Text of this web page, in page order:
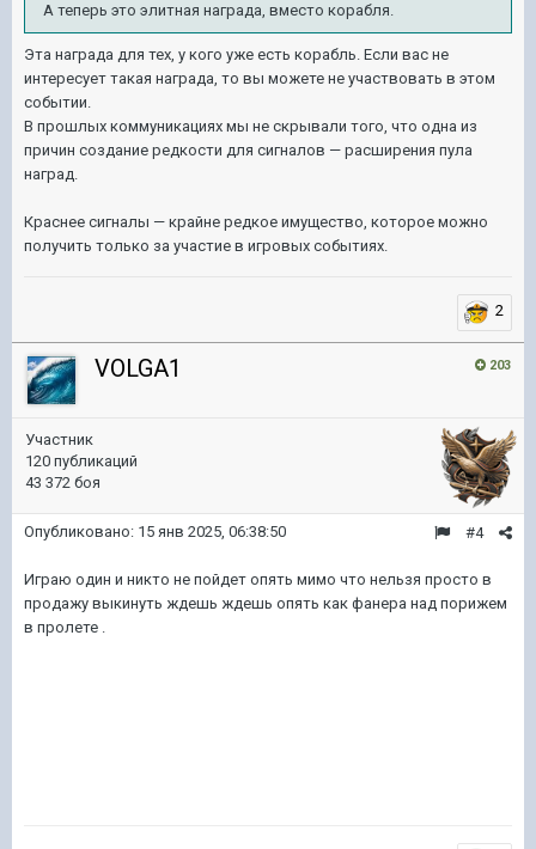
А теперь это элитная награда, вместо корабля.
Эта награда для тех, у кого уже есть корабль. Если вас не
интересует такая награда, то вы можете не участвовать в этом
событии.
В прошлых коммуникациях мы не скрывали того, что одна из
причин создание редкости для сигналов — расширения пула
наград.
Краснее сигналы — крайне редкое имущество, которое можно
получить только за участие в игровых событиях.
2
203
VOLGA1
Участник
120 публикаций
43 372 боя
#4
Опубликовано: 15 янв 2025, 06:38:50
Играю один и никто не пойдет опять мимо что нельзя просто в
продажу выкинуть ждешь ждешь опять как фанера над порижем
в пролете .